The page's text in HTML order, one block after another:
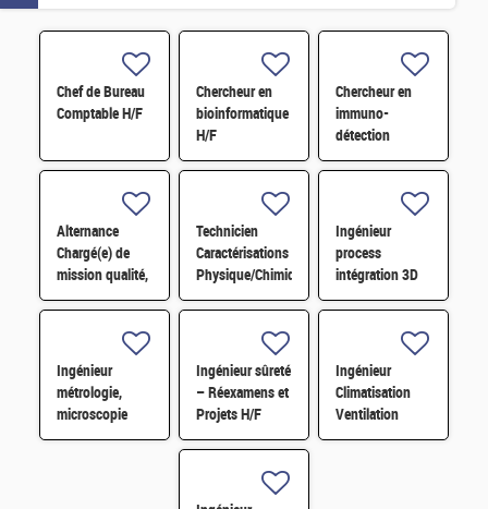
Chef de Bureau
Comptable H/F
Chercheur en
bioinformatique
H/F
Chercheur en
immuno-
détection
d'agents
Alternance
Chargé(e) de
mission qualité,
organisation et
Technicien
Caractérisations
Physique/Chimique
des matériaux
Ingénieur
process
intégration 3D
Hybrid Bonding
Ingénieur
métrologie,
microscopie
électronique H/F
Ingénieur sûreté
– Réexamens et
Projets H/F
Ingénieur
Climatisation
Ventilation
Chauffage